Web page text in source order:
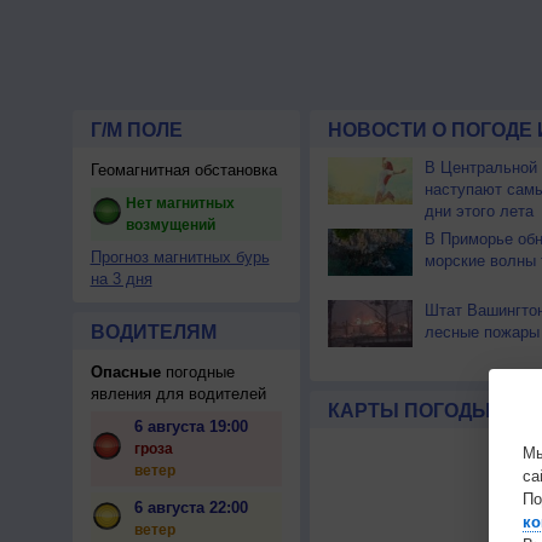
Г/М ПОЛЕ
Геомагнитная обстановка
Нет магнитных
возмущений
Прогноз магнитных бурь
на 3 дня
ВОДИТЕЛЯМ
Опасныепогодные
явления для водителей
6 августа 19:00
гроза
ветер
6 августа 22:00
ветер
НОВОСТИ О ПОГОДЕ
В Центральной
наступают
дни этого лета
В Приморье
морские волны
Штат
лесные пожары
КАРТЫ ПОГОДЫ